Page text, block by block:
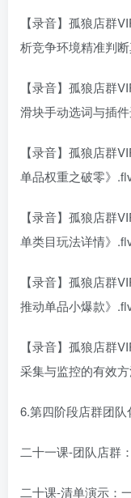
【录音】孤狼店群
析竞争环境精准判
【录音】孤狼店群
滑块手动选词与插
【录音】孤狼店群
单品权重之破零》
【录音】孤狼店群
单类目玩法详情》
【录音】孤狼店群
推动单品小爆款》
【录音】孤狼店群
采集与监控的有效
6.第四阶段店群团队
二十一课-团队店群
二十课-清单演示：